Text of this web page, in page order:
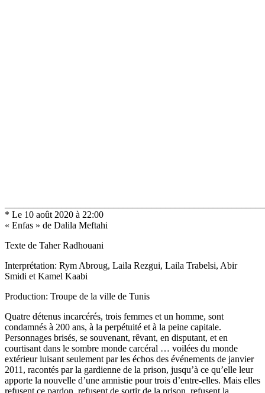
* Le 10 août 2020 à 22:00
« Enfas » de Dalila Meftahi
Texte de Taher Radhouani
Interprétation: Rym Abroug, Laila Rezgui, Laila Trabelsi, Abir
Smidi et Kamel Kaabi
Production: Troupe de la ville de Tunis
Quatre détenus incarcérés, trois femmes et un homme, sont
condamnés à 200 ans, à la perpétuité et à la peine capitale.
Personnages brisés, se souvenant, rêvant, en disputant, et en
courtisant dans le sombre monde carcéral … voilées du monde
extérieur luisant seulement par les échos des événements de janvier
2011, racontés par la gardienne de la prison, jusqu’à ce qu’elle leur
apporte la nouvelle d’une amnistie pour trois d’entre-elles. Mais elles
refusent ce pardon, refusent de sortir de la prison, refusent la